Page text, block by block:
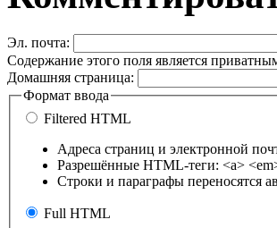
Эл. почта:
Содержание этого поля является
Домашняя страница:
Формат ввода
Filtered HTML
Адреса страниц и электронной
Разрешённые HTML-теги: <a>
Строки и параграфы переносятся
Full HTML